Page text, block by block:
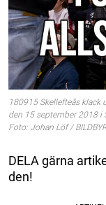
180915 Skellefteås klack
den 15 september 2018 i
Foto: Johan Löf /
DELA gärna
den!